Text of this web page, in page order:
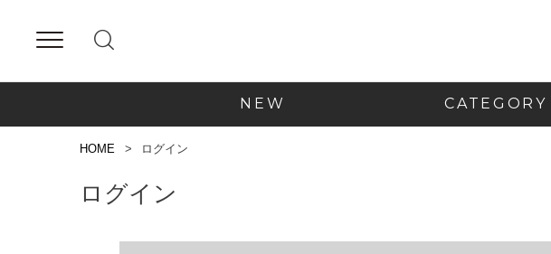
NEW CATEGORY
HOME ログイン
ログイン